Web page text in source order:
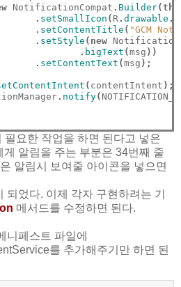
NotificationCompat . Builder
. setSmallIcon ( R. drawable .
. setContentTitle ( "GCM
. setStyle (new
. bigText (msg ))
. setContentText (msg );
( contentIntent );
. notify(
요한 작업을 하면 된다고 넣은
알림을 주는 부분은 34번째 줄
알림시 보여줄 아이콘을 넣으면
되었다. 이제 각자 구현하려는 기
메서드를 수정하면 된다.
니페스트 파일에
를 추가해주기만 하면 된